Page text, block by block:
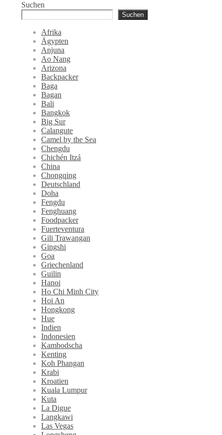
Suchen
Suchen
Afrika
Ägypten
Anjuna
Ao Nang
Arizona
Backpacker
Baga
Bagan
Bali
Bangkok
Big Sur
Calangute
Camel by the Sea
Chengdu
Chichén Itzá
China
Chongqing
Deutschland
Doha
Fengdu
Fenghuang
Foodpacker
Fuerteventura
Gili Trawangan
Gingshi
Goa
Griechenland
Guilin
Hanoi
Ho Chi Minh City
Hoi An
Hongkong
Hue
Indien
Indonesien
Kambodscha
Kenting
Koh Phangan
Krabi
Kroatien
Kuala Lumpur
Kuta
La Digue
Langkawi
Las Vegas